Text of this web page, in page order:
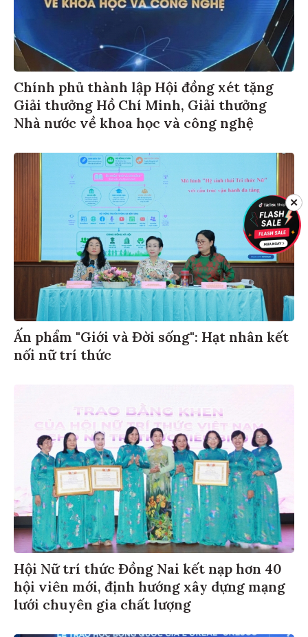
Chính phủ thành lập Hội đồng xét tặng
Giải thưởng Hồ Chí Minh, Giải thưởng
Nhà nước về khoa học và công nghệ
Ấn phẩm "Giới và Đời sống": Hạt nhân kết
nối nữ trí thức
Hội Nữ trí thức Đồng Nai kết nạp hơn 40
hội viên mới, định hướng xây dựng mạng
lưới chuyên gia chất lượng
✕